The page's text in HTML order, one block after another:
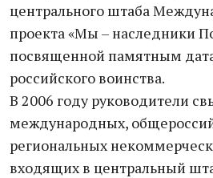
центрального штаба
проекта «Мы – наследники
посвященной памятным
российского воинства.
В 2006 году руководители
международных,
региональных
входящих в центральный